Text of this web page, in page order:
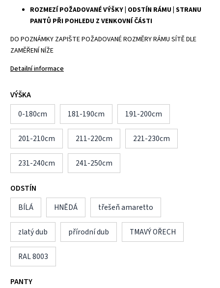
ROZMEZÍ POŽADOVANÉ VÝŠKY | ODSTÍN RÁMU | STRANU
PANTŮ PŘI POHLEDU Z VENKOVNÍ ČÁSTI
DO POZNÁMKY ZAPIŠTE POŽADOVANÉ ROZMĚRY RÁMU SÍTĚ DLE
ZAMĚŘENÍ NÍŽE
Detailní informace
VÝŠKA
0-180cm
181-190cm 191-200cm
201-210cm 211-220cm 221-230cm
231-240cm 241-250cm
ODSTÍN
BÍLÁ
HNĚDÁ třešeň amaretto
zlatý dub přírodní dub TMAVÝ OŘECH
RAL 8003
PANTY